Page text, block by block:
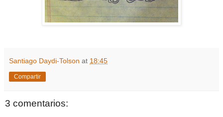
Santiago Daydi-Tolson at 18:45
Compartir
3 comentarios: